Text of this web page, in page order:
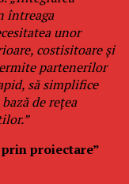
întreaga
unor
costisitoare și
partenerilor
să simplifice
de rețea
proiectare”